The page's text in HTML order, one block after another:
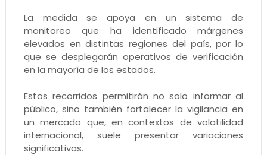
La medida se apoya en un sistema de
monitoreo que ha identificado márgenes
elevados en distintas regiones del país, por lo
que se desplegarán operativos de verificación
en la mayoría de los estados.
Estos recorridos permitirán no solo informar al
público, sino también fortalecer la vigilancia en
un mercado que, en contextos de volatilidad
internacional, suele presentar variaciones
significativas.